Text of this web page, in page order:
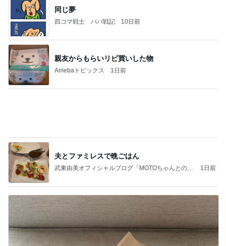
同じ夢
四コマ戦士 パパ戦記 10日前
親友からもらいリピ買いした物
Amebaトピックス 1日前
夫とファミレスで晩ごはん
武東由美オフィシャルブログ「MOTOちゃんとのは
1日前